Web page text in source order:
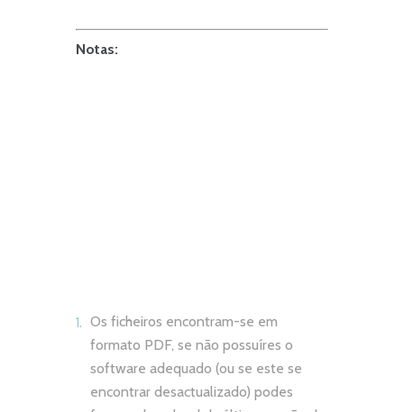
Notas:
Os ficheiros encontram-se em
formato PDF, se não possuíres o
software adequado (ou se este se
encontrar desactualizado) podes